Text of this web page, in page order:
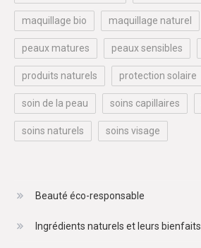
maquillage bio maquillage naturel
peaux matures peaux sensibles
produits naturels protection solaire
soin de la peau soins capillaires
soins naturels soins visage
Beauté éco-responsable
Ingrédients naturels et leurs bienfaits